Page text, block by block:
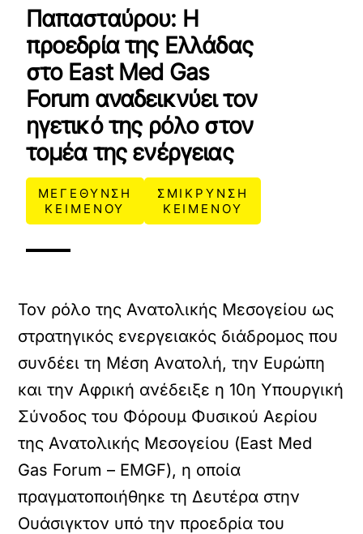
Παπασταύρου: Η
προεδρία της Ελλάδας
στο East Med Gas
Forum αναδεικνύει τον
ηγετικό της ρόλο στον
τομέα της ενέργειας
ΜΕΓΕΘΥΝΣΗ
ΚΕΙΜΕΝΟΥ
ΣΜΙΚΡΥΝΣΗ
ΚΕΙΜΕΝΟΥ
Τον ρόλο της Ανατολικής Μεσογείου ως
στρατηγικός ενεργειακός διάδρομος που
συνδέει τη Μέση Ανατολή, την Ευρώπη
και την Αφρική ανέδειξε η 10η Υπουργική
Σύνοδος του Φόρουμ Φυσικού Αερίου
της Ανατολικής Μεσογείου (East Med
Gas Forum – EMGF), η οποία
πραγματοποιήθηκε τη Δευτέρα στην
Ουάσιγκτον υπό την προεδρία του